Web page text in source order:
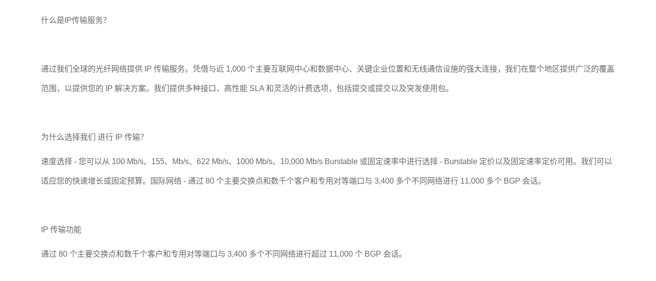
什么是IP传输服务？
通过我们全球的光纤网络提供 IP 传输服务。凭借与近 1,000 个主要互联网中心和数据中心、关键企业位置和无线通信设施的强大连接，我们在整个地区提供广泛的覆盖
范围，以提供您的 IP 解决方案。我们提供多种接口、高性能 SLA 和灵活的计费选项，包括提交或提交以及突发使用包。
为什么选择我们 进行 IP 传输？
速度选择 - 您可以从 100 Mb/s、155、Mb/s、622 Mb/s、1000 Mb/s、10,000 Mb/s Burstable 或固定速率中进行选择 - Burstable 定价以及固定速率定价可用。我们可以
适应您的快速增长或固定预算。国际网络 - 通过 80 个主要交换点和数千个客户和专用对等端口与 3,400 多个不同网络进行 11,000 多个 BGP 会话。
IP 传输功能
通过 80 个主要交换点和数千个客户和专用对等端口与 3,400 多个不同网络进行超过 11,000 个 BGP 会话。